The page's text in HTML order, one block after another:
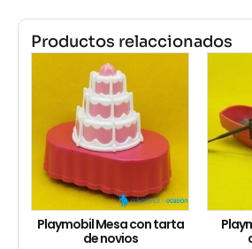
Productos relaccionados
Playmobil Mesa con tarta
de novios